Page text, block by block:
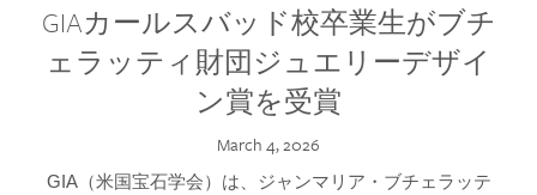
GIAカールスバッド校卒業生がブチ
ェラッティ財団ジュエリーデザイ
ン賞を受賞
March 4, 2026
GIA（米国宝石学会）は、ジャンマリア・ブチェラッテ